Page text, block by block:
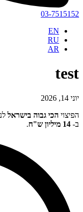
03-7515152
EN
RU
AR
test
יוני 14, 2026
הפיצוי הכי גבוה בישראל
ב- 14 מיליון ש"ח .